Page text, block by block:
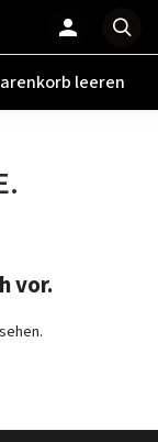
leeren
vor.